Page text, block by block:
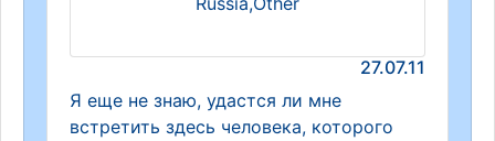
27.07.11
Я еще не знаю, удастся ли мне
встретить здесь человека, которого